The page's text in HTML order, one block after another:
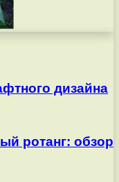
дизайна
ротанг: обзор